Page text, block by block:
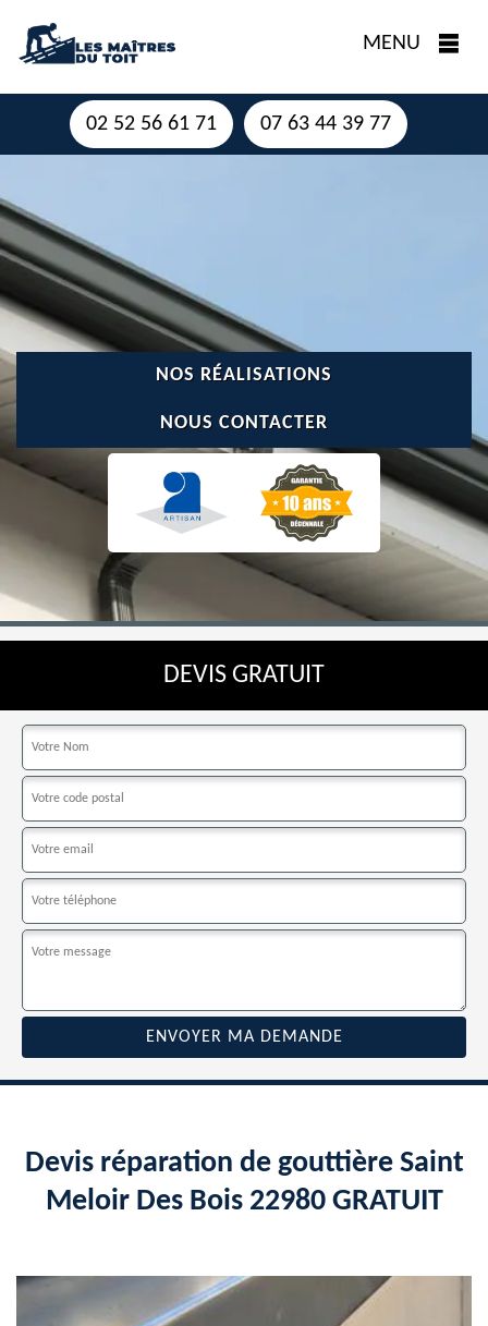
MENU
02 52 56 61 71 07 63 44 39 77
NOS RÉALISATIONS
NOUS CONTACTER
DEVIS GRATUIT
Devis réparation de gouttière Saint
Meloir Des Bois 22980 GRATUIT